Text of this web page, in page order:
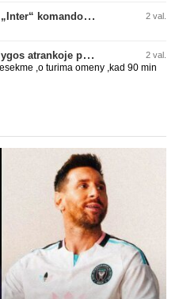
L. Messi gerokai pakėlė Majamio „Inter“ komandos vertę 2 val.
V. Dambrausko ekipa Čempionų lygos atrankoje patyrė skaudžią nesėkmę 2 val.
,o turima omeny ,kad 90 min